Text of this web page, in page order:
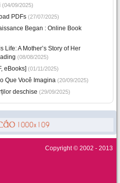
(04/09/2025)
PDFs (27/07/2025)
Began : Online Book
Life: A Mother’s Story of Her
(08/08/2025)
eBooks] (01/11/2025)
Que Você Imagina (20/09/2025)
deschise (29/09/2025)
Copyright © 2002 - 2013